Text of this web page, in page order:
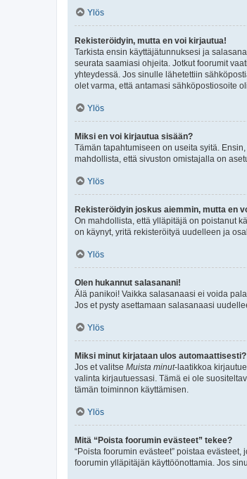
Ylös
Rekisteröidyin, mutta en voi kirjautua!
Tarkista ensin käyttäjätunnuksesi ja
seurata saamiasi ohjeita. Jotkut foorumit
yhteydessä. Jos sinulle lähetettiin
olet varma, että antamasi sähköpostiosoite
Ylös
Miksi en voi kirjautua sisään?
Tämän tapahtumiseen on useita syitä.
mahdollista, että sivuston omistajalla on
Ylös
Rekisteröidyin joskus aiemmin, mutta en
On mahdollista, että ylläpitäjä on poistanut
on käynyt, yritä rekisteröityä uudelleen ja
Ylös
Olen hukannut salasanani!
Älä panikoi! Vaikka salasanaasi ei voida
Jos et pysty asettamaan salasanaasi
Ylös
Miksi minut kirjataan ulos automaattisesti?
Jos et valitse Muista minut-laatikkoa
valinta kirjautuessasi. Tämä ei ole
tämän toiminnon käyttämisen.
Ylös
Mitä “Poista foorumin evästeet” tekee?
“Poista foorumin evästeet” poistaa
foorumin ylläpitäjän käyttöönottamia. Jos